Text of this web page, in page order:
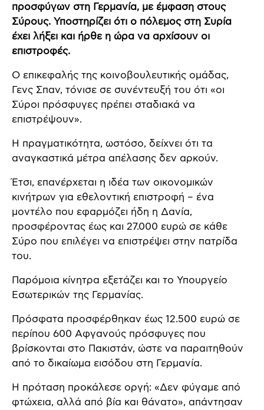
προσφύγων στη Γερμανία, με έμφαση στους
Σύρους. Υποστηρίζει ότι ο πόλεμος στη Συρία
έχει λήξει και ήρθε η ώρα να αρχίσουν οι
επιστροφές.
Ο επικεφαλής της κοινοβουλευτικής ομάδας,
Γενς Σπαν, τόνισε σε συνέντευξή του ότι «οι
Σύροι πρόσφυγες πρέπει σταδιακά να
επιστρέψουν».
Η πραγματικότητα, ωστόσο, δείχνει ότι τα
αναγκαστικά μέτρα απέλασης δεν αρκούν.
Έτσι, επανέρχεται η ιδέα των οικονομικών
κινήτρων για εθελοντική επιστροφή – ένα
μοντέλο που εφαρμόζει ήδη η Δανία,
προσφέροντας έως και 27.000 ευρώ σε κάθε
Σύρο που επιλέγει να επιστρέψει στην πατρίδα
του.
Παρόμοια κίνητρα εξετάζει και το Υπουργείο
Εσωτερικών της Γερμανίας.
Πρόσφατα προσφέρθηκαν έως 12.500 ευρώ σε
περίπου 600 Αφγανούς πρόσφυγες που
βρίσκονται στο Πακιστάν, ώστε να παραιτηθούν
από το δικαίωμα εισόδου στη Γερμανία.
Η πρόταση προκάλεσε οργή: «Δεν φύγαμε από
φτώχεια, αλλά από βία και θάνατο», απάντησαν